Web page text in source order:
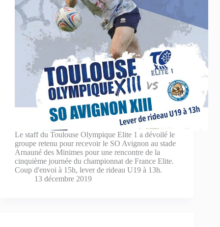
Le staff du Toulouse Olympique Elite 1 a dévoilé le
groupe retenu pour recevoir le SO Avignon au stade
Arnauné des Minimes pour une rencontre de la
cinquième journée du championnat de France Elite.
Coup d'envoi à 15h, lever de rideau U19 à 13h.
13 décembre 2019